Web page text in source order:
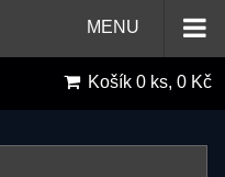
MENU
Košík 0 ks, 0 Kč